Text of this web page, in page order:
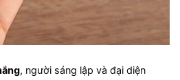
, người sáng lập và đại diện